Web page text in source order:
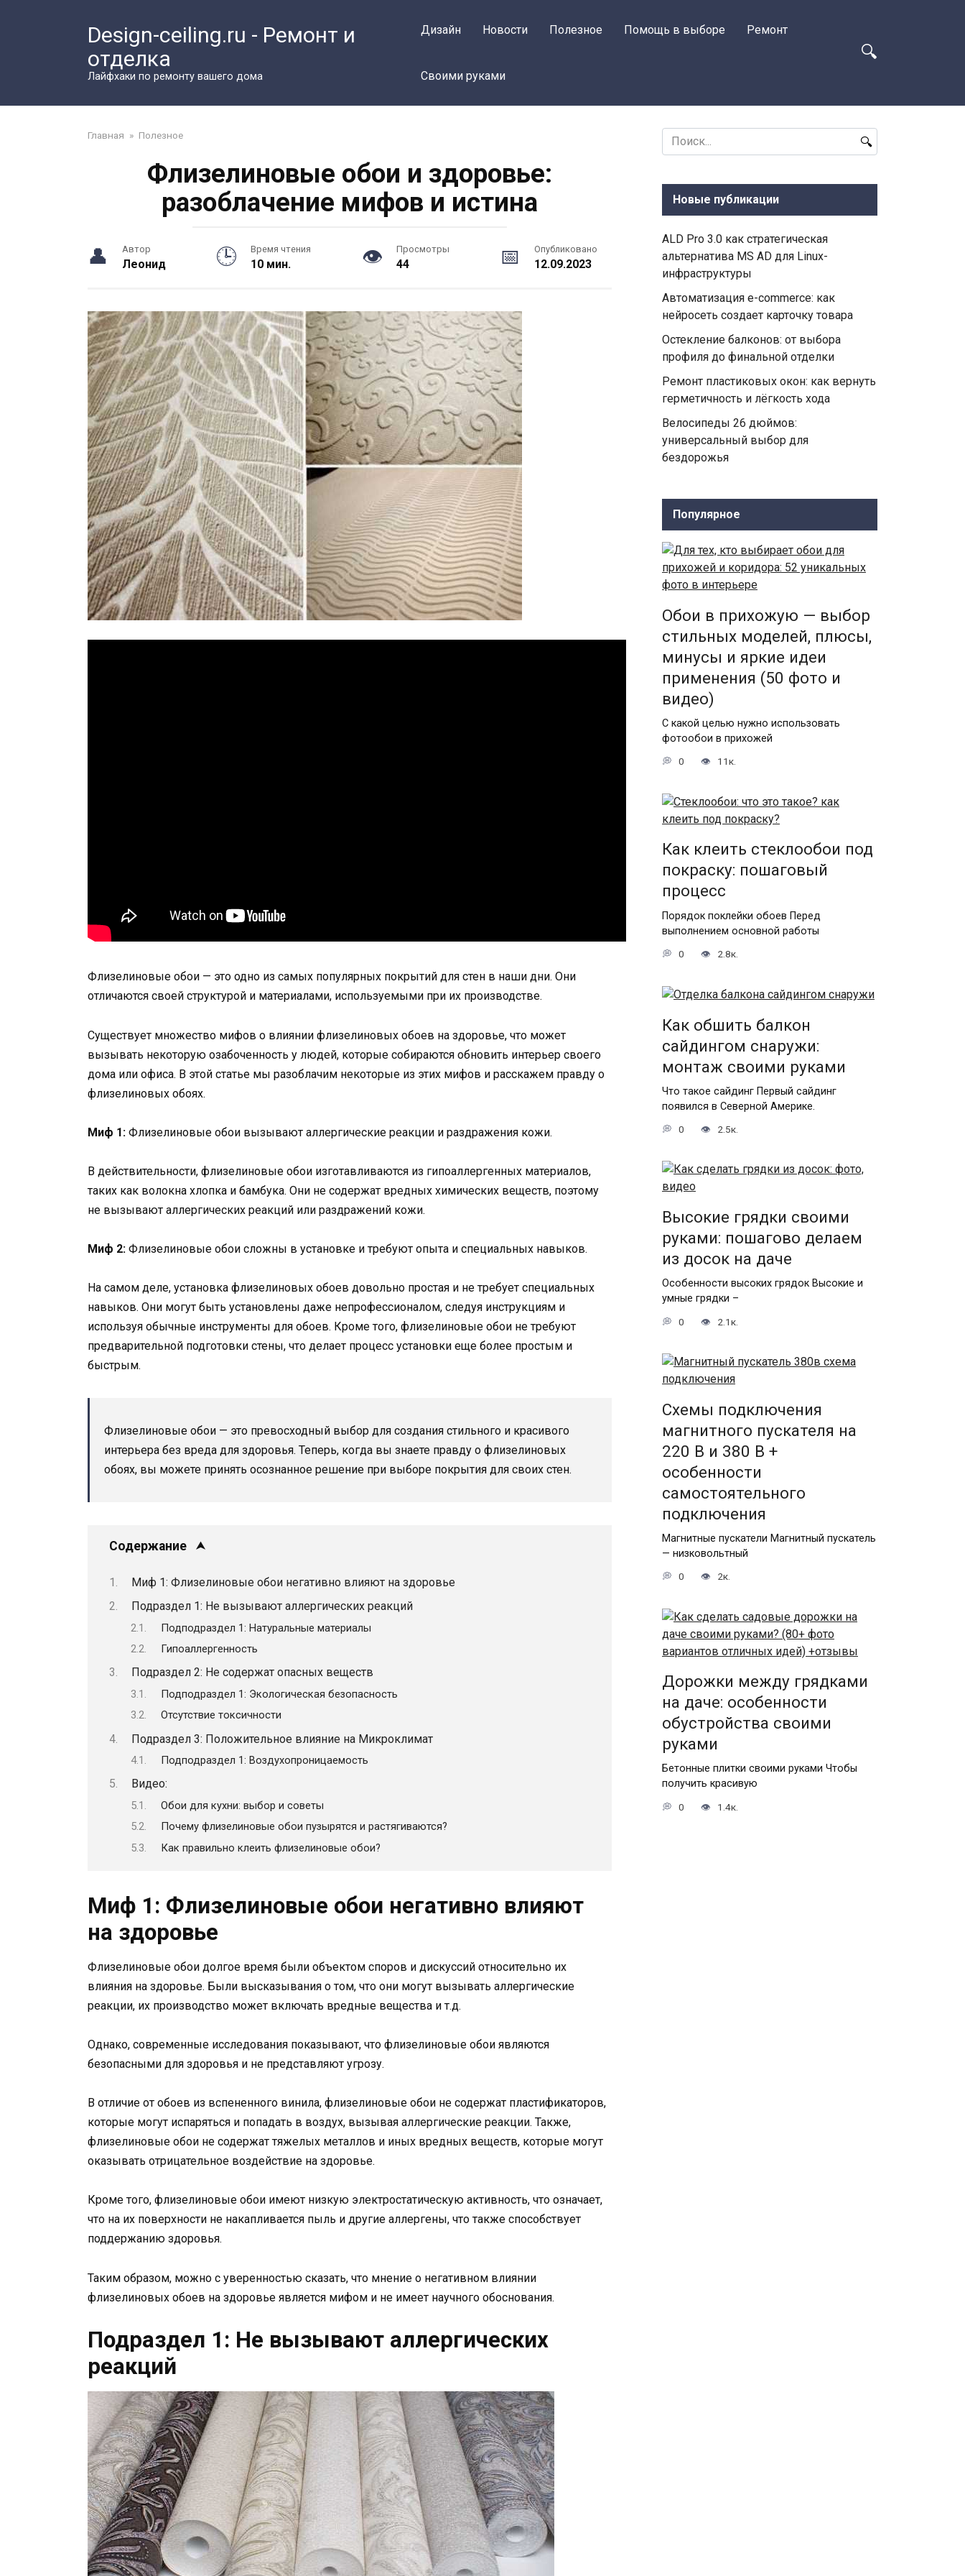
Design-ceiling.ru - Ремонт и
отделка
Лайфхаки по ремонту вашего дома
Дизайн Новости Полезное Помощь в выборе Ремонт
Своими руками
Главная » Полезное
Флизелиновые обои и здоровье:
разоблачение мифов и истина
Автор
Леонид
Время чтения
10 мин.
Просмотры
44
Опубликовано
12.09.2023
Флизелиновые обои — это одно из самых популярных покрытий для стен в наши дни. Они
отличаются своей структурой и материалами, используемыми при их производстве.
Существует множество мифов о влиянии флизелиновых обоев на здоровье, что может
вызывать некоторую озабоченность у людей, которые собираются обновить интерьер своего
дома или офиса. В этой статье мы разоблачим некоторые из этих мифов и расскажем правду о
флизелиновых обоях.
Миф 1: Флизелиновые обои вызывают аллергические реакции и раздражения кожи.
В действительности, флизелиновые обои изготавливаются из гипоаллергенных материалов,
таких как волокна хлопка и бамбука. Они не содержат вредных химических веществ, поэтому
не вызывают аллергических реакций или раздражений кожи.
Миф 2: Флизелиновые обои сложны в установке и требуют опыта и специальных навыков.
На самом деле, установка флизелиновых обоев довольно простая и не требует специальных
навыков. Они могут быть установлены даже непрофессионалом, следуя инструкциям и
используя обычные инструменты для обоев. Кроме того, флизелиновые обои не требуют
предварительной подготовки стены, что делает процесс установки еще более простым и
быстрым.
Флизелиновые обои — это превосходный выбор для создания стильного и красивого
интерьера без вреда для здоровья. Теперь, когда вы знаете правду о флизелиновых
обоях, вы можете принять осознанное решение при выборе покрытия для своих стен.
Содержание
Миф 1: Флизелиновые обои негативно влияют на здоровье
Подраздел 1: Не вызывают аллергических реакций
Подподраздел 1: Натуральные материалы
Гипоаллергенность
Подраздел 2: Не содержат опасных веществ
Подподраздел 1: Экологическая безопасность
Отсутствие токсичности
Подраздел 3: Положительное влияние на Микроклимат
Подподраздел 1: Воздухопроницаемость
Видео:
Обои для кухни: выбор и советы
Почему флизелиновые обои пузырятся и растягиваются?
Как правильно клеить флизелиновые обои?
Миф 1: Флизелиновые обои негативно влияют
на здоровье
Флизелиновые обои долгое время были объектом споров и дискуссий относительно их
влияния на здоровье. Были высказывания о том, что они могут вызывать аллергические
реакции, их производство может включать вредные вещества и т.д.
Однако, современные исследования показывают, что флизелиновые обои являются
безопасными для здоровья и не представляют угрозу.
В отличие от обоев из вспененного винила, флизелиновые обои не содержат пластификаторов,
которые могут испаряться и попадать в воздух, вызывая аллергические реакции. Также,
флизелиновые обои не содержат тяжелых металлов и иных вредных веществ, которые могут
оказывать отрицательное воздействие на здоровье.
Кроме того, флизелиновые обои имеют низкую электростатическую активность, что означает,
что на их поверхности не накапливается пыль и другие аллергены, что также способствует
поддержанию здоровья.
Таким образом, можно с уверенностью сказать, что мнение о негативном влиянии
флизелиновых обоев на здоровье является мифом и не имеет научного обоснования.
Подраздел 1: Не вызывают аллергических
реакций
Search
for:
Новые публикации
ALD Pro 3.0 как стратегическая
альтернатива MS AD для Linux-
инфраструктуры
Автоматизация e-commerce: как
нейросеть создает карточку товара
Остекление балконов: от выбора
профиля до финальной отделки
Ремонт пластиковых окон: как вернуть
герметичность и лёгкость хода
Велосипеды 26 дюймов:
универсальный выбор для
бездорожья
Популярное
Обои в прихожую — выбор
стильных моделей, плюсы,
минусы и яркие идеи
применения (50 фото и
видео)
С какой целью нужно использовать
фотообои в прихожей
0 11к.
Как клеить стеклообои под
покраску: пошаговый
процесс
Порядок поклейки обоев Перед
выполнением основной работы
0 2.8к.
Как обшить балкон
сайдингом снаружи:
монтаж своими руками
Что такое сайдинг Первый сайдинг
появился в Северной Америке.
0 2.5к.
Высокие грядки своими
руками: пошагово делаем
из досок на даче
Особенности высоких грядок Высокие и
умные грядки –
0 2.1к.
Схемы подключения
магнитного пускателя на
220 В и 380 В +
особенности
самостоятельного
подключения
Магнитные пускатели Магнитный пускатель
— низковольтный
0 2к.
Дорожки между грядками
на даче: особенности
обустройства своими
руками
Бетонные плитки своими руками Чтобы
получить красивую
0 1.4к.